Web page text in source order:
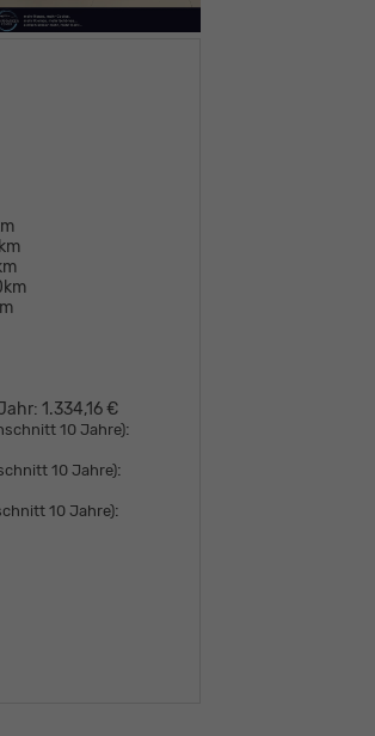
1.334,16 €
10 Jahre):
10 Jahre):
10 Jahre):